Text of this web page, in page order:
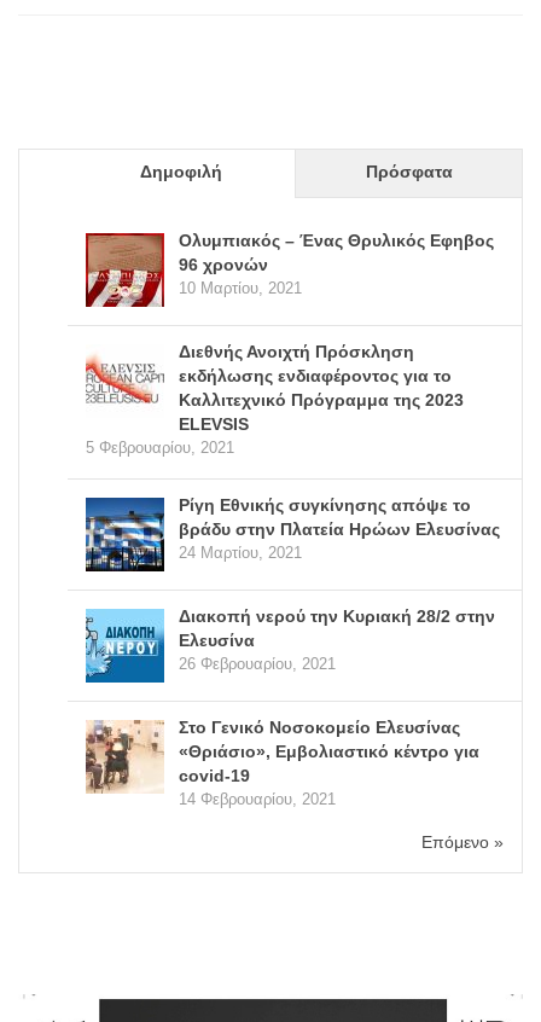
Δημοφιλή Πρόσφατα
Ολυμπιακός – Ένας Θρυλικός Εφηβος
96 χρονών
10 Μαρτίου, 2021
Διεθνής Ανοιχτή Πρόσκληση
εκδήλωσης ενδιαφέροντος για το
Καλλιτεχνικό Πρόγραμμα της 2023
ELEVSIS
5 Φεβρουαρίου, 2021
Ρίγη Εθνικής συγκίνησης απόψε το
βράδυ στην Πλατεία Ηρώων Ελευσίνας
24 Μαρτίου, 2021
Διακοπή νερού την Κυριακή 28/2 στην
Ελευσίνα
26 Φεβρουαρίου, 2021
Στο Γενικό Νοσοκομείο Ελευσίνας
«Θριάσιο», Εμβολιαστικό κέντρο για
covid-19
14 Φεβρουαρίου, 2021
Επόμενο »